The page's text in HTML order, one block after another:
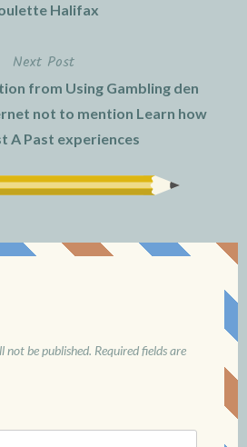
Halifax
Next Post
from Using Gambling den
not to mention Learn how
A Past experiences
not be published. Required fields are